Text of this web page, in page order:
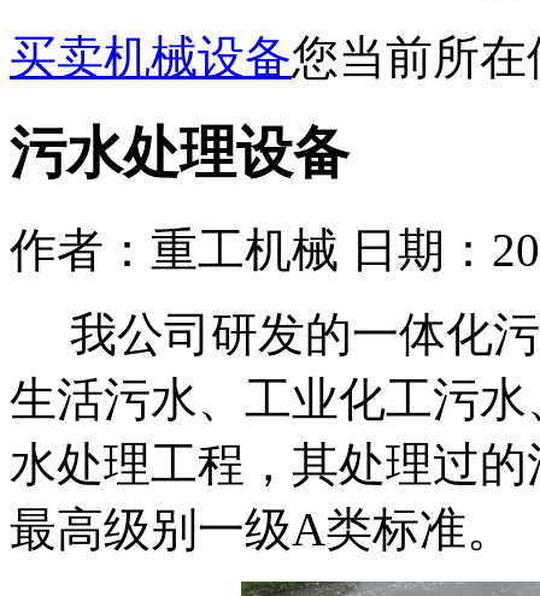
买卖机械设备您当前所在
污水处理设备
作者：重工机械 日期：
我公司研发的一体化
生活污水、工业化工污
水处理工程，其处理过
最高级别一级A类标准。